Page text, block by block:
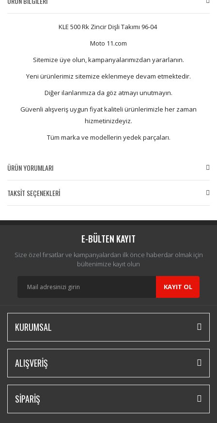
KLE 500 Rk Zincir Dişli Takımı 96-04
Moto 11.com
Sitemize üye olun, kampanyalarımızdan yararlanın.
Yeni ürünlerimiz sitemize eklenmeye devam etmektedir.
Diğer ilanlarımıza da göz atmayı unutmayın.
Güvenli alışveriş uygun fiyat kaliteli ürünlerimizle her zaman
hizmetinizdeyiz.
Tüm marka ve modellerin yedek parçaları.
ÜRÜN YORUMLARI
Yorum Yaz
TAKSİT SEÇENEKLERİ
E-BÜLTEN KAYIT
Size özel fırsatlar ve kampanyalardan ilk önce haberdar olmak için
bültenimize kayıt olun
KAYIT OL
KURUMSAL
ALIŞVERİŞ
SİPARİŞ